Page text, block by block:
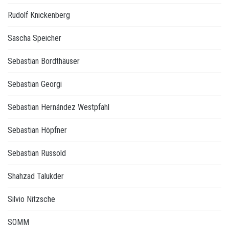
Rudolf Knickenberg
Sascha Speicher
Sebastian Bordthäuser
Sebastian Georgi
Sebastian Hernández Westpfahl
Sebastian Höpfner
Sebastian Russold
Shahzad Talukder
Silvio Nitzsche
SOMM